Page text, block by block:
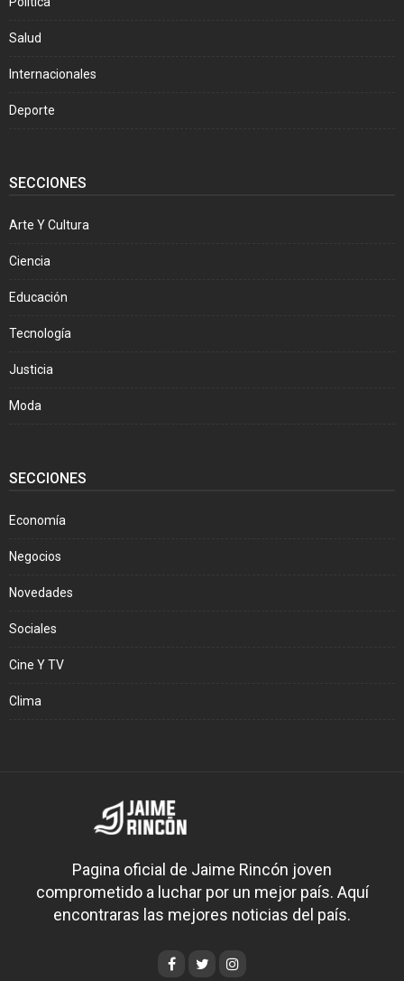
Salud
Internacionales
Deporte
SECCIONES
Arte Y Cultura
Ciencia
Educación
Tecnología
Justicia
Moda
SECCIONES
Economía
Negocios
Novedades
Sociales
Cine Y TV
Clima
Pagina oficial de Jaime Rincón joven
comprometido a luchar por un mejor país. Aquí
encontraras las mejores noticias del país.